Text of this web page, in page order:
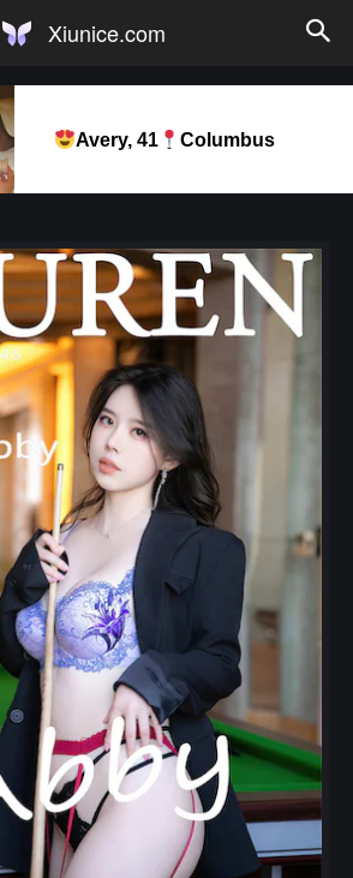
Xiunice.com
Avery, 41 Columbus